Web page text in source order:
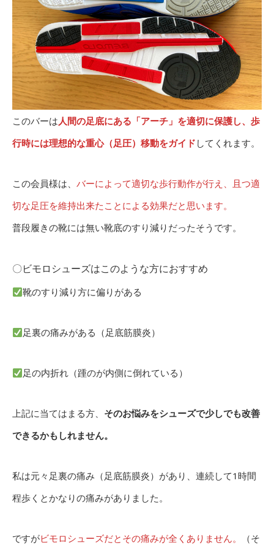
このバーは人間の足底にある「アーチ」を適切に保護し、歩
行時には理想的な重心（足圧）移動をガイド してくれます。
この会員様は、 バーによって適切な歩行動作が行え、且つ適
切な足圧を維持出来たことによる効果だと思います。
普段履きの靴には無い靴底のすり減りだったそうです。
〇ビモロシューズはこのような方におすすめ
靴のすり減り方に偏りがある
足裏の痛みがある（足底筋膜炎）
足の内折れ（踵のが内側に倒れている）
上記に当てはまる方、 そのお悩みをシューズで少しでも改善
できるかもしれません。
私は元々足裏の痛み（足底筋膜炎）があり、連続して1時間
程歩くとかなりの痛みがありました。
ですがビモロシューズだとその痛みが全くありません。 （そ